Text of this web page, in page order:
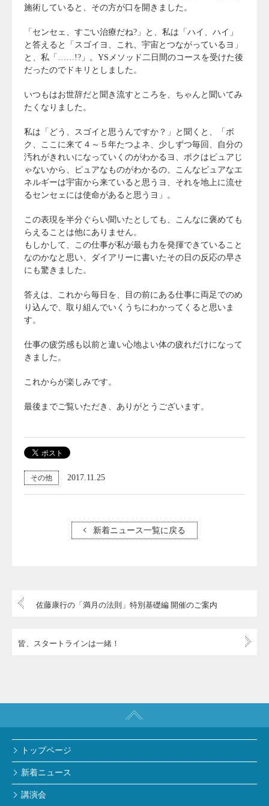
施術していると、その方が口を開きました。
「センセェ、すごい治療だね?」と、私は「ハイ、ハイ」
と答えると「スゴイヨ、これ、宇宙とつながっているヨ」
と、私「……!?」。YSメソッド二日間のコースを受けた後
だったのでドキリとしました。
いつもはお世辞だと聞き流すところを、ちゃんと聞いてみ
たくなりました。
私は「どう、スゴイと思うんですか？」と聞くと、「ボ
ク、ここに来て４～５年たつよネ、少しずつ毎回、自分の
汚れがきれいになっていくのがわかるヨ、ボクはピュアじ
ゃないから、ピュアなものがわかるの、こんなピュアなエ
ネルギーは宇宙から来ていると思うヨ、それを地上に流せ
るセンセェには使命があると思うヨ」。
この表現を半分ぐらい聞いたとしても、こんなに褒めても
らえることは他にありません。
もしかして、この仕事が私が最も力を発揮できていること
なのかなと思い、ダイアリーに書いたその日の反応の早さ
にも驚きました。
答えは、これから毎日を、目の前にある仕事に両足でのめ
り込んで、取り組んでいくうちにわかってくると思いま
す。
仕事の疲労感も以前と違い心地よい体の疲れだけになって
きました。
これからが楽しみです。
最後までご覧いただき、ありがとうございます。
その他 2017.11.25
新着ニュース一覧に戻る
佐藤康行の「満月の法則」特別基礎編 開催のご案内
皆、スタートラインは一緒！
トップページ
新着ニュース
講演会